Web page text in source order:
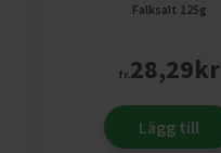
Falksalt 125g
fr.28,29kr
Lägg till